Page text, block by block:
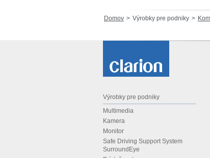
Domov Výrobky pre podniky
Výrobky pre podniky
Multimedia
Kamera
Monitor
Safe Driving Support System
SurroundEye